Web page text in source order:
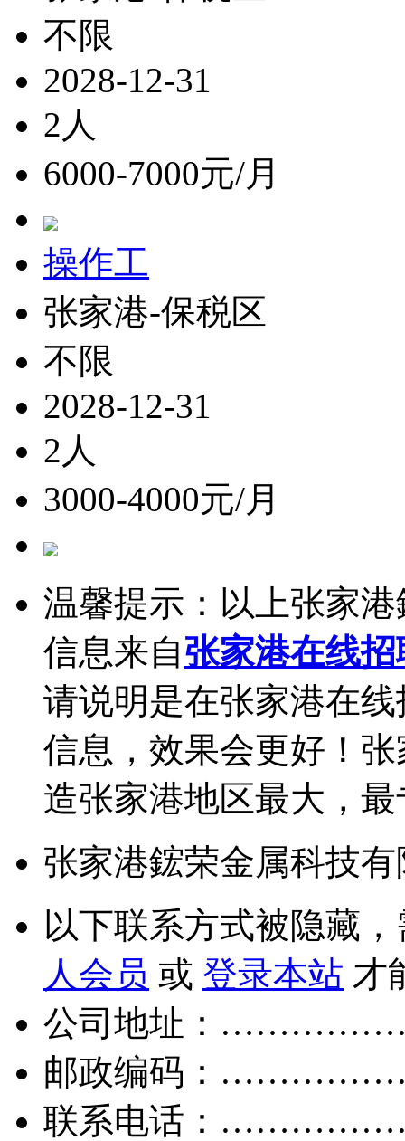
不限
2028-12-31
2人
6000-7000元/月
操作工
张家港-保税区
不限
2028-12-31
2人
3000-4000元/月
温馨提示：以上张家
信息来自张家港在线
请说明是在张家港在
信息，效果会更好！
造张家港地区最大，
张家港鋐荣金属科技
以下联系方式被隐藏
人会员 或 登录本站 才
公司地址：
邮政编码：
联系电话：